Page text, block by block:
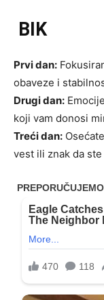
BIK
Prvi dan:
obaveze i
Drugi dan:
koji vam donosi
Treći dan:
vest ili znak da